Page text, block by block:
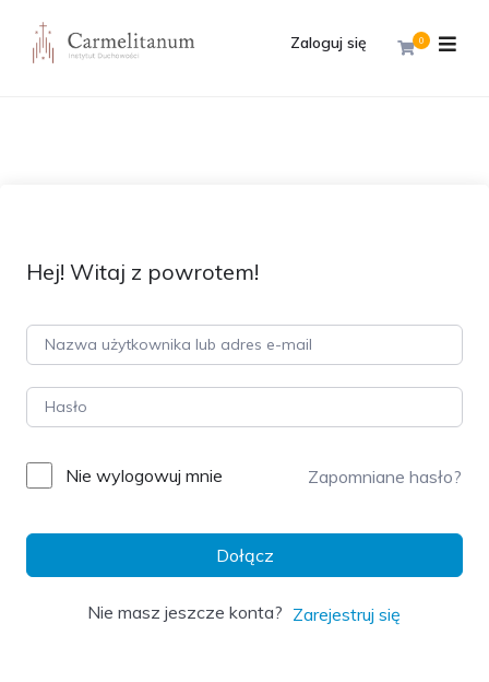
0
Zaloguj się
Hej! Witaj z powrotem!
Nie wylogowuj mnie Zapomniane hasło?
Dołącz
Nie masz jeszcze konta? Zarejestruj się